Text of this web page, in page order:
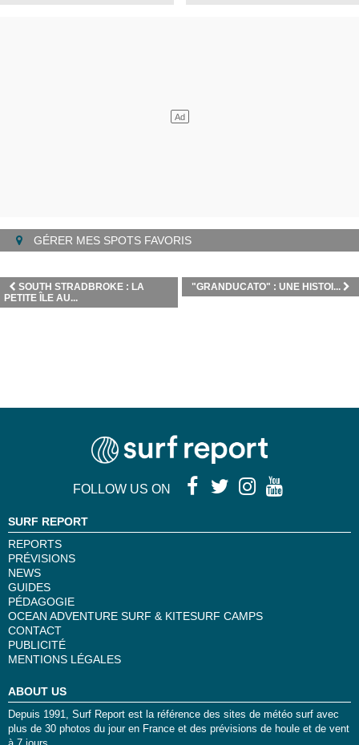
GÉRER MES SPOTS FAVORIS
"GRANDUCATO" : UNE HISTOI...
SOUTH STRADBROKE : LA
PETITE ÎLE AU...
FOLLOW US ON
SURF REPORT
REPORTS
PRÉVISIONS
NEWS
GUIDES
PÉDAGOGIE
OCEAN ADVENTURE SURF & KITESURF CAMPS
CONTACT
PUBLICITÉ
MENTIONS LÉGALES
ABOUT US
Depuis 1991, Surf Report est la référence des sites de météo surf avec
plus de 30 photos du jour en France et des prévisions de houle et de vent